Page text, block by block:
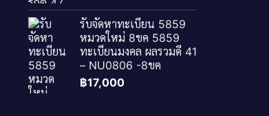
รับจัดหาทะเบียน 5859
หมวดใหม่ 8ขค 5859
ทะเบียนมงคล ผลรวมดี 41
– NU0806 -8ขค
฿17,000